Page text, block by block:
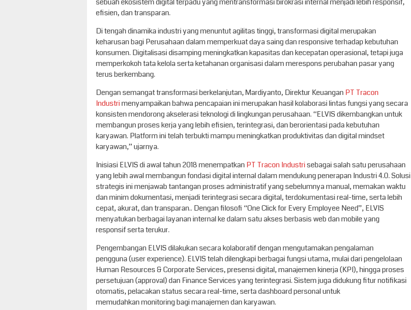
efisien, dan transparan.
Di tengah dinamika industri yang menuntut agilitas tinggi, transformasi digital merupakan
keharusan bagi Perusahaan dalam memperkuat daya saing dan responsive terhadap kebutuhan
konsumen. Digitalisasi disamping meningkatkan kapasitas dan kecepatan operasional, tetapi juga
memperkokoh tata kelola serta ketahanan organisasi dalam merespons perubahan pasar yang
terus berkembang.
Dengan semangat transformasi berkelanjutan, Mardiyanto, Direktur KeuanganPT Tracon
Industrimenyampaikan bahwa pencapaian ini merupakan hasil kolaborasi lintas fungsi yang secara
konsisten mendorong akselerasi teknologi di lingkungan perusahaan. “ELVIS dikembangkan untuk
membangun proses kerja yang lebih efisien, terintegrasi, dan berorientasi pada kebutuhan
karyawan. Platform ini telah terbukti mampu meningkatkan produktivitas dan digital mindset
karyawan,” ujarnya.
Inisiasi ELVIS di awal tahun 2018 menempatkanPT Tracon Industrisebagai salah satu perusahaan
yang lebih awal membangun fondasi digital internal dalam mendukung penerapan Industri 4.0. Solusi
strategis ini menjawab tantangan proses administratif yang sebelumnya manual, memakan waktu
dan minim dokumentasi, menjadi terintegrasi secara digital, terdokumentasi real-time, serta lebih
cepat, akurat, dan transparan.. Dengan filosofi “One Click for Every Employee Need”, ELVIS
menyatukan berbagai layanan internal ke dalam satu akses berbasis web dan mobile yang
responsif serta terukur.
Pengembangan ELVIS dilakukan secara kolaboratif dengan mengutamakan pengalaman
pengguna (user experience). ELVIS telah dilengkapi berbagai fungsi utama, mulai dari pengelolaan
Human Resources & Corporate Services, presensi digital, manajemen kinerja (KPI), hingga proses
persetujuan (approval) dan Finance Services yang terintegrasi. Sistem juga didukung fitur notifikasi
otomatis, pelacakan status secara real-time, serta dashboard personal untuk
memudahkan monitoring bagi manajemen dan karyawan.